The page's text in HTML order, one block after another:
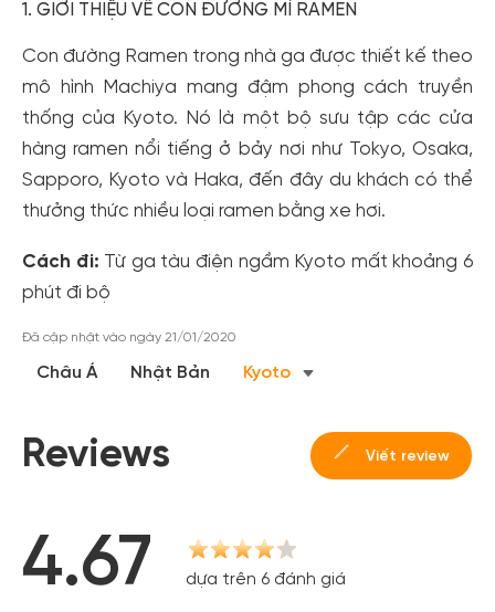
1. GIỚI THIỆU VỀ CON ĐƯỜNG MÌ RAMEN
Con đường Ramen trong nhà ga được thiết kế theo
mô hình Machiya mang đậm phong cách truyền
thống của Kyoto. Nó là một bộ sưu tập các cửa
hàng ramen nổi tiếng ở bảy nơi như Tokyo, Osaka,
Sapporo, Kyoto và Haka, đến đây du khách có thể
thưởng thức nhiều loại ramen bằng xe hơi.
Cách đi: Từ ga tàu điện ngầm Kyoto mất khoảng 6
phút đi bộ
Đã cập nhật vào ngày 21/01/2020
Châu Á Nhật Bản Kyoto
Reviews Viết review
4.67 dựa trên 6 đánh giá